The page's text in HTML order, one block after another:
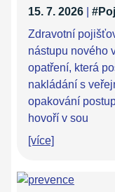
15. 7. 2026
Zdravotní
nástupu nového
opatření, která
nakládání s
opakování
hovoří v sou
[více]